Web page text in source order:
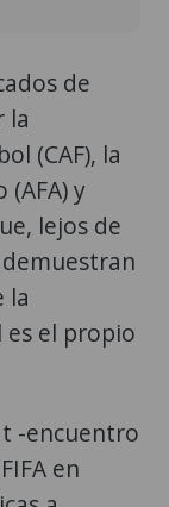
de
la
(CAF), la
y
lejos de
la
el propio
-encuentro
en